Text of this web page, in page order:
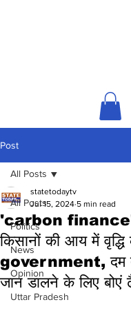
Post
All Posts
Politics
News
Opinion
Uttar Pradesh
All Posts
'carbon finance'
किसानों की आय में
government, दम
जान डालने के लिए बोएं
statetodaytv
Jul 15, 2024 5 min read